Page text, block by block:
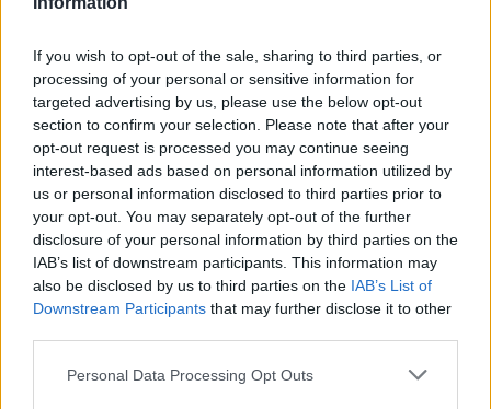
If you wish to opt-out of the sale, sharing to third parties, or
processing of your personal or sensitive information for
targeted advertising by us, please use the below opt-out
section to confirm your selection. Please note that after your
opt-out request is processed you may continue seeing
interest-based ads based on personal information utilized by
us or personal information disclosed to third parties prior to
your opt-out. You may separately opt-out of the further
disclosure of your personal information by third parties on the
IAB’s list of downstream participants. This information may
also be disclosed by us to third parties on the IAB’s List of
Downstream Participants that may further disclose it to other
Please note that this website/app uses one or more Google
Personal Data Processing Opt Outs
Η εξομολόγηση της Αθανασίας
Τσουμελέκα: Προπονητής μού έκανε ανήθικη πρόταση,
του πήρα τα ρούχα και έφυγα
Η Ολυμπιονίκης στο βάδην μιλάει και για την τιμωρία
της για ντόπινγκ και την απόφαση τής να αποχωρήσει
από τον αθλητισμό